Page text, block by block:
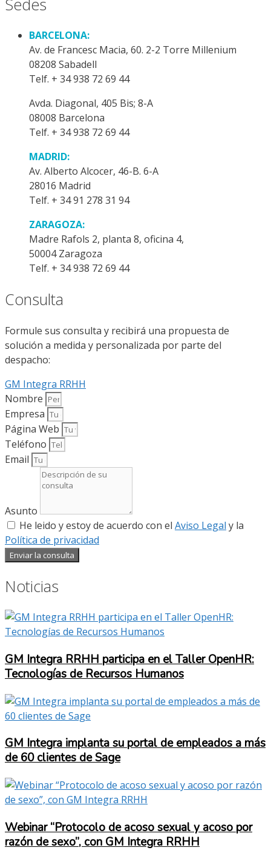
BARCELONA:
Av. de Francesc Macia, 60. 2-2 Torre Millenium
08208 Sabadell
Telf. + 34 938 72 69 44
Avda. Diagonal, 405 Bis; 8-A
08008 Barcelona
Telf. + 34 938 72 69 44
MADRID:
Av. Alberto Alcocer, 46-B. 6-A
28016 Madrid
Telf. + 34 91 278 31 94
ZARAGOZA:
Madre Rafols 2, planta 8, oficina 4,
50004 Zaragoza
Telf. + 34 938 72 69 44
Consulta
Formule sus consulta y recibirá una propuesta de
solución a medida y personalizada por parte del
despacho:
GM Integra RRHH
Nombre
Empresa
Página Web
Teléfono
Email
Asunto
He leido y estoy de acuerdo con el Aviso Legal y la
Política de privacidad
Enviar la consulta
Noticias
GM Integra RRHH participa en el Taller OpenHR:
Tecnologías de Recursos Humanos
GM Integra implanta su portal de empleados a más
de 60 clientes de Sage
Webinar “Protocolo de acoso sexual y acoso por
razón de sexo”, con GM Integra RRHH